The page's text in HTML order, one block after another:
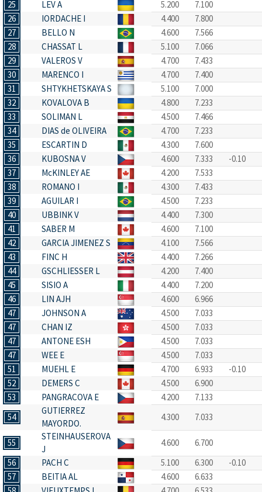
25
LEV A 5.200
7.100
26
IORDACHE I 4.400
7.800
27
BELLO N 4.600
7.566
28
CHASSAT L 5.100
7.066
29
VALEROS V 4.700
7.433
30
MARENCO I 4.700
7.400
31
SHTYKHETSKAYA S 5.100
7.000
32
KOVALOVA B 4.800
7.233
33
SOLIMAN L 4.500
7.466
34
DIAS de OLIVEIRA 4.700
7.233
35
ESCARTIN D 4.300
7.600
36
KUBOSNA V 4.600 7.333
-0.10
37
McKINLEY AE 4.200
7.533
38
ROMANO I 4.300
7.433
39
AGUILAR I 4.500
7.233
40
UBBINK V 4.400
7.300
41
SABER M 4.600
7.100
42
GARCIA JIMENEZ S 4.100
7.566
43
FINC H 4.400
7.266
44
GSCHLIESSER L 4.200
7.400
45
SISIO A 4.400
7.200
46
LIN AJH 4.600
6.966
47
JOHNSON A 4.500
7.033
47
CHAN IZ 4.500
7.033
47
ANTONE ESH 4.500
7.033
47
WEE E 4.500
7.033
51
MUEHL E 4.700 6.933
-0.10
52
DEMERS C 4.500
6.900
53
PANGRACOVA E 4.200
7.133
54
GUTIERREZ
MAYORDO.
4.300 7.033
55
STEINHAUSEROVA
J
4.600
6.700
56
PACH C 5.100 6.300
-0.10
57
BEITIA AL 4.600
6.633